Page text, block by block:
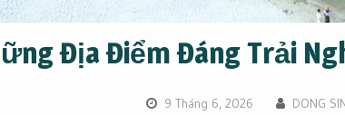
Địa Điểm Đáng Trải
9 Tháng 6, 2026 DONG